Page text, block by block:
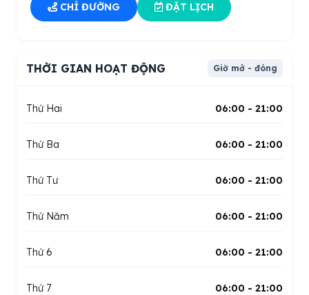
CHỈ ĐƯỜNG ĐẶT LỊCH
THỜI GIAN HOẠT ĐỘNG Giờ mở - đóng
Thứ Hai 06:00 - 21:00
Thứ Ba 06:00 - 21:00
Thứ Tư 06:00 - 21:00
Thứ Năm 06:00 - 21:00
Thứ 6 06:00 - 21:00
Thứ 7 06:00 - 21:00